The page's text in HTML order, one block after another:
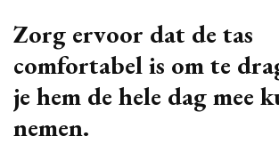
Zorg ervoor dat de tas
comfortabel is om te
je hem de hele dag mee
nemen.